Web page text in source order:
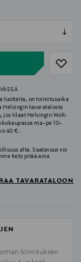
tuotteita, on toimitusaika
Helsingin tavaratalosta
jos tilaat Helsingin Wolt-
ma–pe 10–
40 €.
alta. Saatavuus voi
tieto pitää aina
TAVARATALOON
toimituksen